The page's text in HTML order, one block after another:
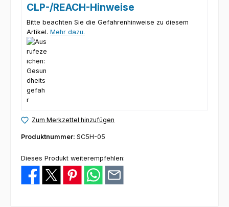
CLP-/REACH-Hinweise
Bitte beachten Sie die Gefahrenhinweise zu diesem
Artikel. Mehr dazu.
Zum Merkzettel hinzufügen
Produktnummer: SC5H-05
Dieses Produkt weiterempfehlen: